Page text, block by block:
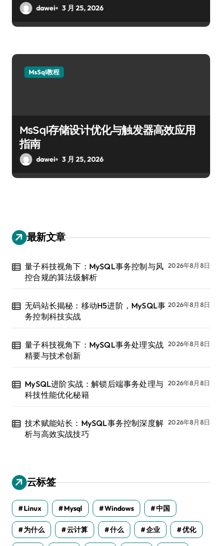
dawei 3 月 25, 2026
MsSql教程
MsSql存储设计优化与触发器高效应用
指南
dawei 3 月 25, 2026
最新文章
量子科技视角下：MySQL事务控制与风
控合规的算法级解析
2026年8月8日
无码站长揭秘：移动H5进阶，MySQL事
务控制科技实战
2026年8月8日
量子科技视角下：MySQL事务处理实战
精要与技术创新
2026年8月8日
MySQL进阶实战：解锁后端事务处理与
科技性能优化秘籍
2026年8月8日
技术赋能站长：MySQL事务控制深度解
析与高效实战技巧
2026年8月8日
云标签
Linux Mysql Windows 中国
为什么 云计算 什么 企业 优化